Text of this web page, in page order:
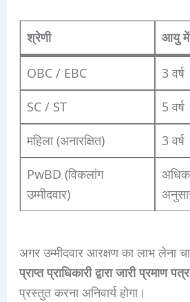
श्रेणी आयु
OBC / EBC 3 वर्ष
SC / ST 5 वर्ष
महिला (अनारक्षित) 3 वर्ष
PwBD (विकलांग
उम्मीदवार)
अगर उम्मीदवार आरक्षण का लाभ लेना
प्राप्त प्राधिकारी द्वारा जारी प्रमाण पत्र
प्रस्तुत करना अनिवार्य होगा।